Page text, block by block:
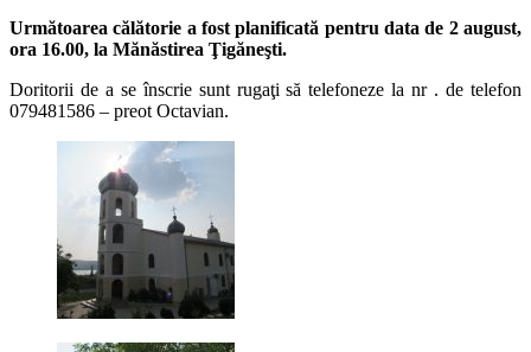
Următoarea călătorie a fost planificată pentru data de 2 august,
ora 16.00, la Mănăstirea Ţigăneşti.
Doritorii de a se înscrie sunt rugaţi să telefoneze la nr . de telefon
079481586 – preot Octavian.